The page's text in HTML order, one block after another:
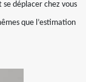
déplacer chez vous
que l’estimation